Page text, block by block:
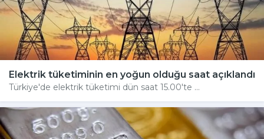
Elektrik tüketiminin en yoğun olduğu saat açıklandı
Türkiye'de elektrik tüketimi dün saat 15.00'te ...